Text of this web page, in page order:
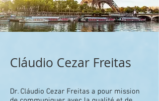
Cláudio Cezar Freitas
Dr. Cláudio Cezar Freitas a pour mission